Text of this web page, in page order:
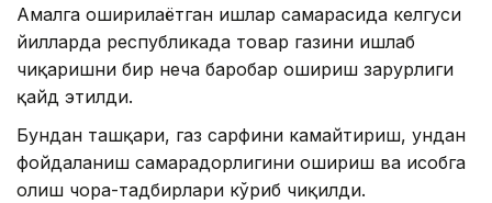
Амалга оширилаётган ишлар самарасида келгуси
йилларда республикада товар газини ишлаб
чиқаришни бир неча баробар ошириш зарурлиги
қайд этилди.
Бундан ташқари, газ сарфини камайтириш, ундан
фойдаланиш самарадорлигини ошириш ва ҳисобга
олиш чора-тадбирлари кўриб чиқилди.